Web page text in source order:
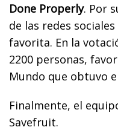
Done Properly. Por
de las redes
favorita. En la
2200 personas,
Mundo que obtuvo
Finalmente, el
Savefruit.